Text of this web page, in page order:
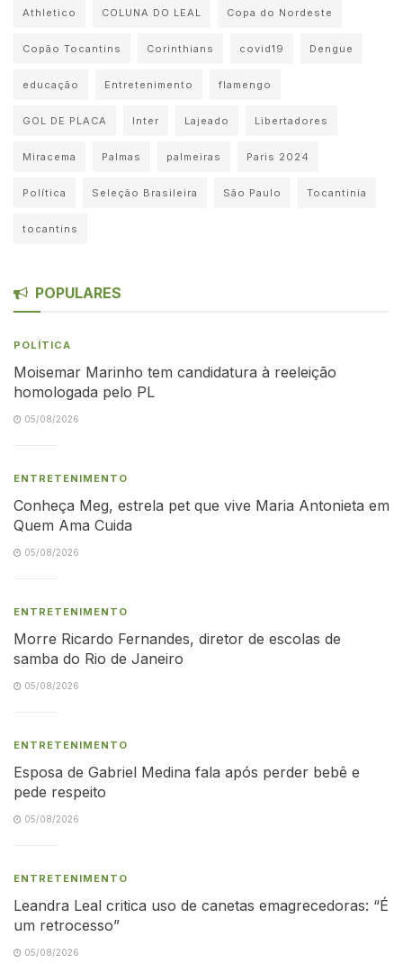
Athletico COLUNA DO LEAL Copa do Nordeste
Copão Tocantins Corinthians covid19 Dengue
educação Entretenimento flamengo
GOL DE PLACA Inter Lajeado Libertadores
Miracema Palmas palmeiras Paris 2024
Política Seleção Brasileira São Paulo Tocantinia
tocantins
POPULARES
POLÍTICA
Moisemar Marinho tem candidatura à reeleição
homologada pelo PL
05/08/2026
ENTRETENIMENTO
Conheça Meg, estrela pet que vive Maria Antonieta em
Quem Ama Cuida
05/08/2026
ENTRETENIMENTO
Morre Ricardo Fernandes, diretor de escolas de
samba do Rio de Janeiro
05/08/2026
ENTRETENIMENTO
Esposa de Gabriel Medina fala após perder bebê e
pede respeito
05/08/2026
ENTRETENIMENTO
Leandra Leal critica uso de canetas emagrecedoras: “É
um retrocesso”
05/08/2026